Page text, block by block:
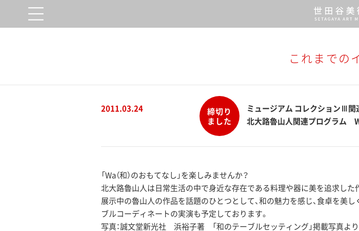
これまでの
2011.03.24
締切り
ました
ミュージアム コレクションⅢ関
北大路魯山人関連プログラム
「Wa（和）のおもてなし」を楽しみませんか？
北大路魯山人は日常生活の中で身近な存在である料理や器に美を追求した
展示中の魯山人の作品を話題のひとつとして、和の魅力を感じ、食卓を美
ブルコーディネートの実演も予定しております。
写真：誠文堂新光社 浜裕子著 「和のテーブルセッティング」掲載写真よ